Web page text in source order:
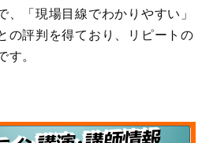
、「現場目線でわかりやすい」
の評判を得ており、リピートの
す。